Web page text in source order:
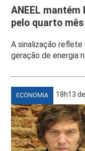
ANEEL
pelo quarto
A sinalização
geração de energia
ECONOMIA 18h13